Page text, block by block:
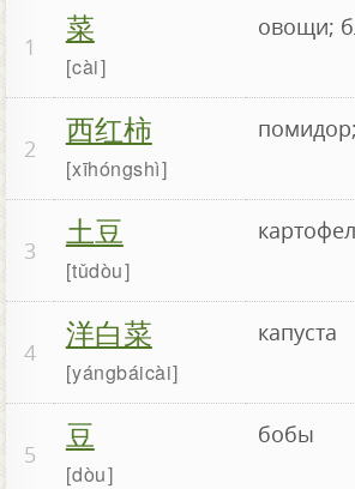
1 菜
cài
овощи;
2 西红柿
xīhóngshì
3 土豆
tǔdòu
4 洋白菜
yángbáicài
капуста
5 豆
dòu
бобы